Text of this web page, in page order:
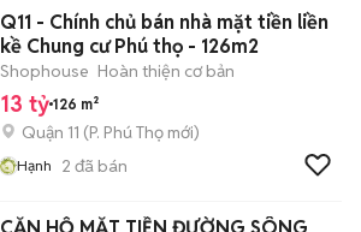
Q11 - Chính chủ bán nhà mặt tiền liền
kề Chung cư Phú thọ - 126m2
Shophouse Hoàn thiện cơ bản
13 tỷ 126 m²
Quận 11 (P. Phú Thọ mới)
Hạnh 2 đã bán